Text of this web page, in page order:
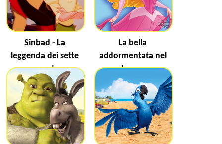
Sinbad - La
leggenda dei sette
mari
La bella
addormentata nel
bosco